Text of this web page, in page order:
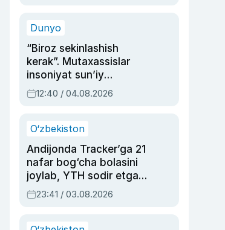
Dunyo
“Biroz sekinlashish
kerak”. Mutaxassislar
insoniyat sun’iy
intellektni boshqara
olmay qolishidan xavotir
12:40 / 04.08.2026
O‘zbekiston
Andijonda Tracker’ga 21
nafar bog‘cha bolasini
joylab, YTH sodir etgan
ayolga sud hukmi o‘qildi
23:41 / 03.08.2026